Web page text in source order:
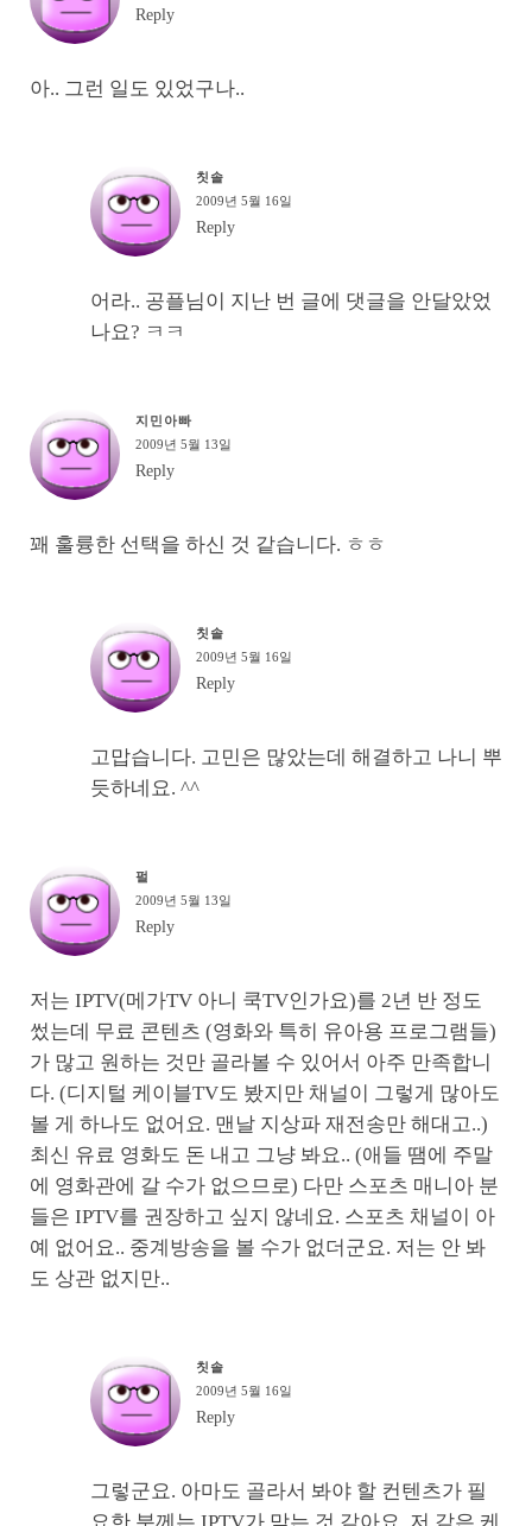
Reply
아.. 그런 일도 있었구나..
칫솔
2009년 5월 16일
Reply
어라.. 공플님이 지난 번 글에 댓글을 안달았었
나요? ㅋㅋ
지민아빠
2009년 5월 13일
Reply
꽤 훌륭한 선택을 하신 것 같습니다. ㅎㅎ
칫솔
2009년 5월 16일
Reply
고맙습니다. 고민은 많았는데 해결하고 나니 뿌
듯하네요. ^^
펄
2009년 5월 13일
Reply
저는 IPTV(메가TV 아니 쿡TV인가요)를 2년 반 정도
썼는데 무료 콘텐츠 (영화와 특히 유아용 프로그램들)
가 많고 원하는 것만 골라볼 수 있어서 아주 만족합니
다. (디지털 케이블TV도 봤지만 채널이 그렇게 많아도
볼 게 하나도 없어요. 맨날 지상파 재전송만 해대고..)
최신 유료 영화도 돈 내고 그냥 봐요.. (애들 땜에 주말
에 영화관에 갈 수가 없으므로) 다만 스포츠 매니아 분
들은 IPTV를 권장하고 싶지 않네요. 스포츠 채널이 아
예 없어요.. 중계방송을 볼 수가 없더군요. 저는 안 봐
도 상관 없지만..
칫솔
2009년 5월 16일
Reply
그렇군요. 아마도 골라서 봐야 할 컨텐츠가 필